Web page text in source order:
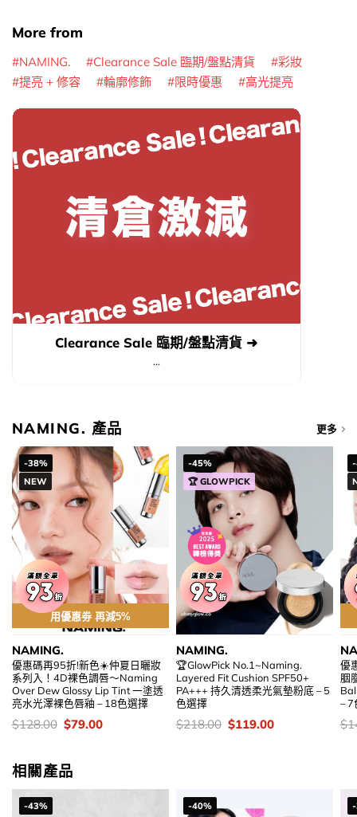
More from
NAMING. Clearance Sale 臨期/盤點清貨
彩妝
提亮 + 修容
輪廓修飾 限時優惠 高光提亮
Clearance Sale 臨期/盤點清貨 ➜
...
NAMING. 產品 更多
-38%
NEW
用優惠劵 再減5%
NAMING.
優惠碼再95折!新色☀️仲夏日曬妝
系列入！4D裸色調唇～Naming
Over Dew Glossy Lip Tint 一塗透
亮水光澤裸色唇釉 – 18色選擇
價
錢：
$128.00 Original
price
$79.00Current
-45%
🏆 GLOWPICK
NAMING.
🏆GlowPick No.1~Naming.
Layered Fit Cushion SPF50+
PA+++ 持久清透柔光氣墊粉底 – 5
色選擇
價
錢：
$218.00 Original
price
$119.00Current
優
胭
– 7
價
錢
$
相關產品
-43% -40%